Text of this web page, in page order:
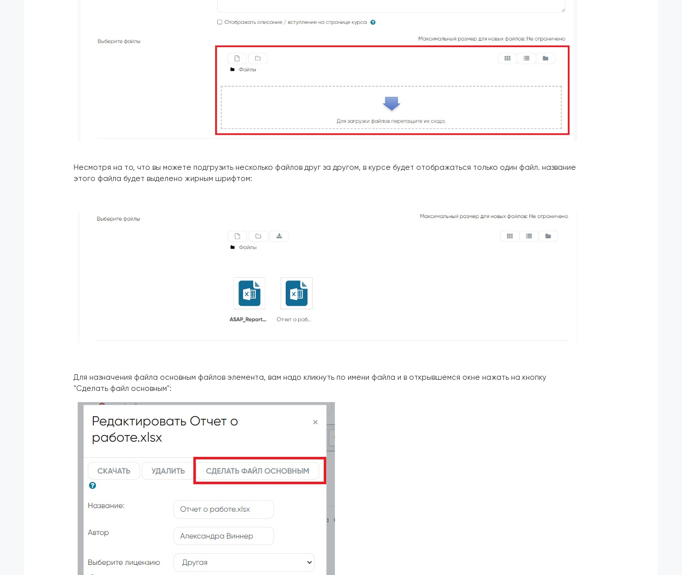
Несмотря на то, что вы можете подгрузить несколько файлов друг за другом, в курсе будет отображаться только один файл. название
этого файла будет выделено жирным шрифтом:
Для назначения файла основным файлов элемента, вам надо кликнуть по имени файла и в открывшемся окне нажать на кнопку
"Сделать файл основным":